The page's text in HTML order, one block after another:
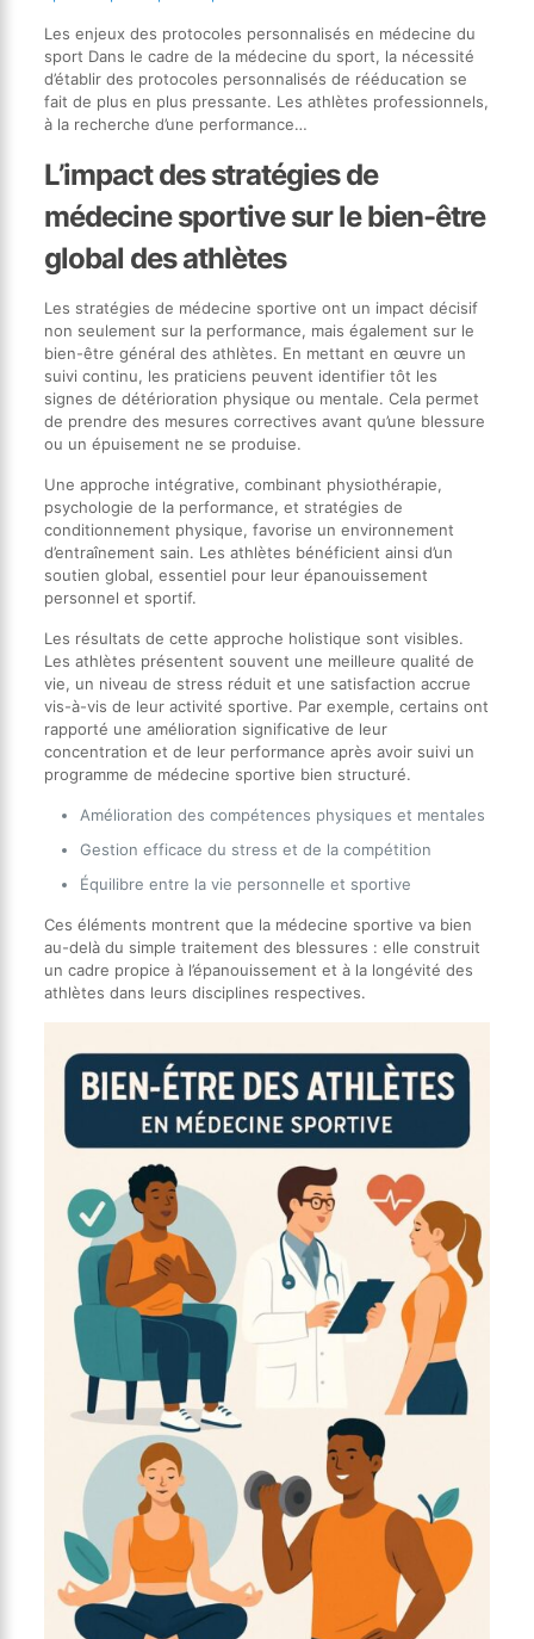
Les enjeux des protocoles personnalisés en médecine du
sport Dans le cadre de la médecine du sport, la nécessité
d’établir des protocoles personnalisés de rééducation se
fait de plus en plus pressante. Les athlètes professionnels,
à la recherche d’une performance…
L’impact des stratégies de
médecine sportive sur le bien-être
global des athlètes
Les stratégies de médecine sportive ont un impact décisif
non seulement sur la performance, mais également sur le
bien-être général des athlètes. En mettant en œuvre un
suivi continu, les praticiens peuvent identifier tôt les
signes de détérioration physique ou mentale. Cela permet
de prendre des mesures correctives avant qu’une blessure
ou un épuisement ne se produise.
Une approche intégrative, combinant physiothérapie,
psychologie de la performance, et stratégies de
conditionnement physique, favorise un environnement
d’entraînement sain. Les athlètes bénéficient ainsi d’un
soutien global, essentiel pour leur épanouissement
personnel et sportif.
Les résultats de cette approche holistique sont visibles.
Les athlètes présentent souvent une meilleure qualité de
vie, un niveau de stress réduit et une satisfaction accrue
vis-à-vis de leur activité sportive. Par exemple, certains ont
rapporté une amélioration significative de leur
concentration et de leur performance après avoir suivi un
programme de médecine sportive bien structuré.
Amélioration des compétences physiques et mentales
Gestion efficace du stress et de la compétition
Équilibre entre la vie personnelle et sportive
Ces éléments montrent que la médecine sportive va bien
au-delà du simple traitement des blessures : elle construit
un cadre propice à l’épanouissement et à la longévité des
athlètes dans leurs disciplines respectives.